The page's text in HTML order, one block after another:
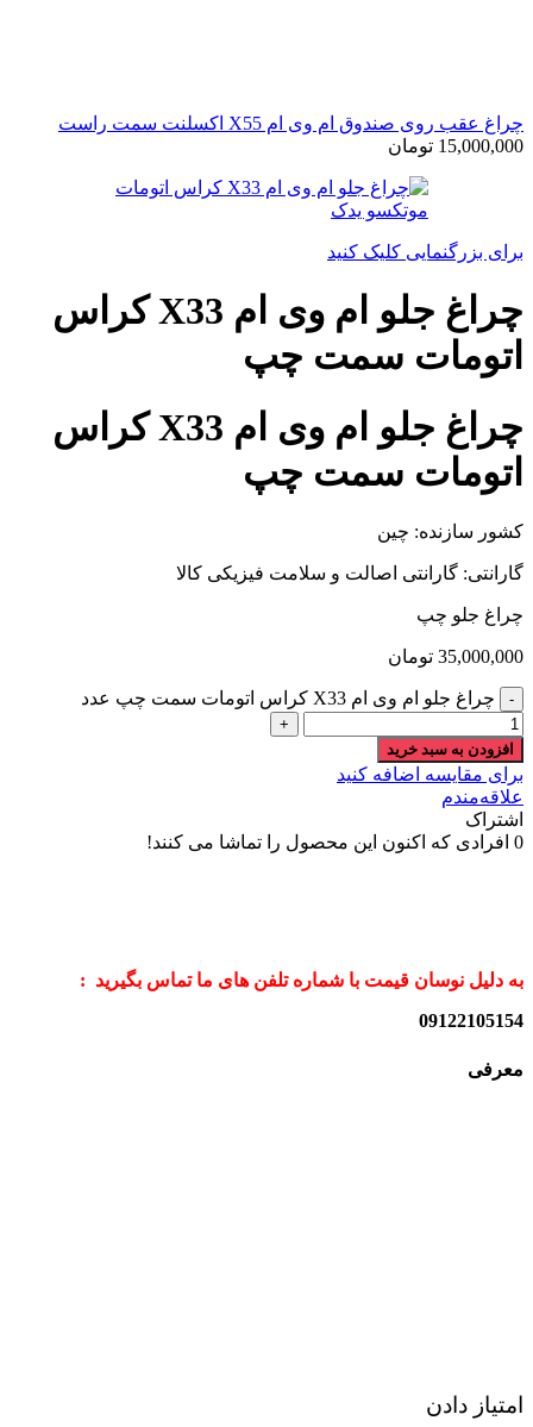
چراغ عقب روی صندوق ام وی ام X55 اکسلنت سمت راست
15,000,000 تومان
برای بزرگنمایی کلیک کنید
چراغ جلو ام وی ام X33 کراس
اتومات سمت چپ
چراغ جلو ام وی ام X33 کراس
اتومات سمت چپ
کشور سازنده: چین
گارانتی: گارانتی اصالت و سلامت فیزیکی کالا
چراغ جلو چپ
35,000,000 تومان
چراغ جلو ام وی ام X33 کراس اتومات سمت چپ عدد
افزودن به سبد خرید
برای مقایسه اضافه کنید
علاقه‌مندم
اشتراک
0 افرادی که اکنون این محصول را تماشا می کنند!
به دلیل نوسان قیمت با شماره تلفن های ما تماس بگیرید :
09122105154
معرفی
امتیاز دادن